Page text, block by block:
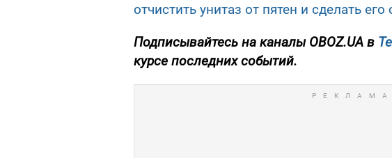
отчистить унитаз от пятен и сделать
Подписывайтесь на каналы OBOZ.UA в
курсе последних событий.